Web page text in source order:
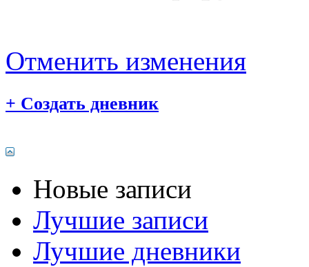
Отменить изменения
+ Создать дневник
Новые записи
Лучшие записи
Лучшие дневники